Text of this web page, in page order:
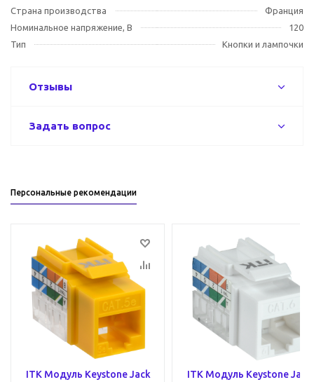
Страна производства
Франция
Номинальное напряжение, В
120
Тип
Кнопки и лампочки
Отзывы
Задать вопрос
Персональные рекомендации
ITK Модуль Keystone Jack
ITK Модуль Keystone Jack